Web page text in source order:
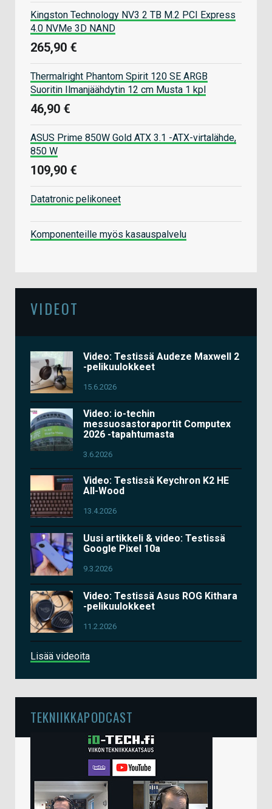
Kingston Technology NV3 2 TB M.2 PCI Express
4.0 NVMe 3D NAND
265,90 €
Thermalright Phantom Spirit 120 SE ARGB
Suoritin Ilmanjäähdytin 12 cm Musta 1 kpl
46,90 €
ASUS Prime 850W Gold ATX 3.1 -ATX-virtalähde,
850 W
109,90 €
Datatronic pelikoneet
Komponenteille myös kasauspalvelu
VIDEOT
Video: Testissä Audeze Maxwell 2
-pelikuulokkeet
15.6.2026
Video: io-techin
messuosastoraportit Computex
2026 -tapahtumasta
3.6.2026
Video: Testissä Keychron K2 HE
All-Wood
13.4.2026
Uusi artikkeli & video: Testissä
Google Pixel 10a
9.3.2026
Video: Testissä Asus ROG Kithara
-pelikuulokkeet
11.2.2026
Lisää videoita
TEKNIIKKAPODCAST